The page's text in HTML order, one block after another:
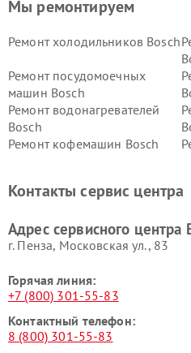
Мы ремонтируем
Ремонт холодильников Bosch
Ремонт посудомоечных
машин Bosch
Ремонт водонагревателей
Bosch
Ремонт кофемашин Bosch
Ремонт сушильных автоматов
Контакты сервис центра
Адрес сервисного центра
г. Пенза, Московская ул., 83
Горячая линия:
+7 (800) 301-55-83
Контактный телефон:
8 (800) 301-55-83